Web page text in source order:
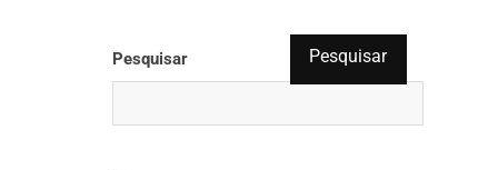
Pesquisar Pesquisar